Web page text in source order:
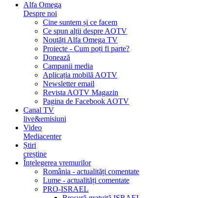
Alfa Omega
Despre noi
Cine suntem și ce facem
Ce spun alții despre AOTV
Noutăți Alfa Omega TV
Proiecte - Cum poți fi parte?
Donează
Campanii media
Aplicația mobilă AOTV
Newsletter email
Revista AOTV Magazin
Pagina de Facebook AOTV
Canal TV
live&emisiuni
Video
Mediacenter
Știri
creștine
Înțelegerea vremurilor
România - actualități comentate
Lume - actualități comentate
PRO-ISRAEL